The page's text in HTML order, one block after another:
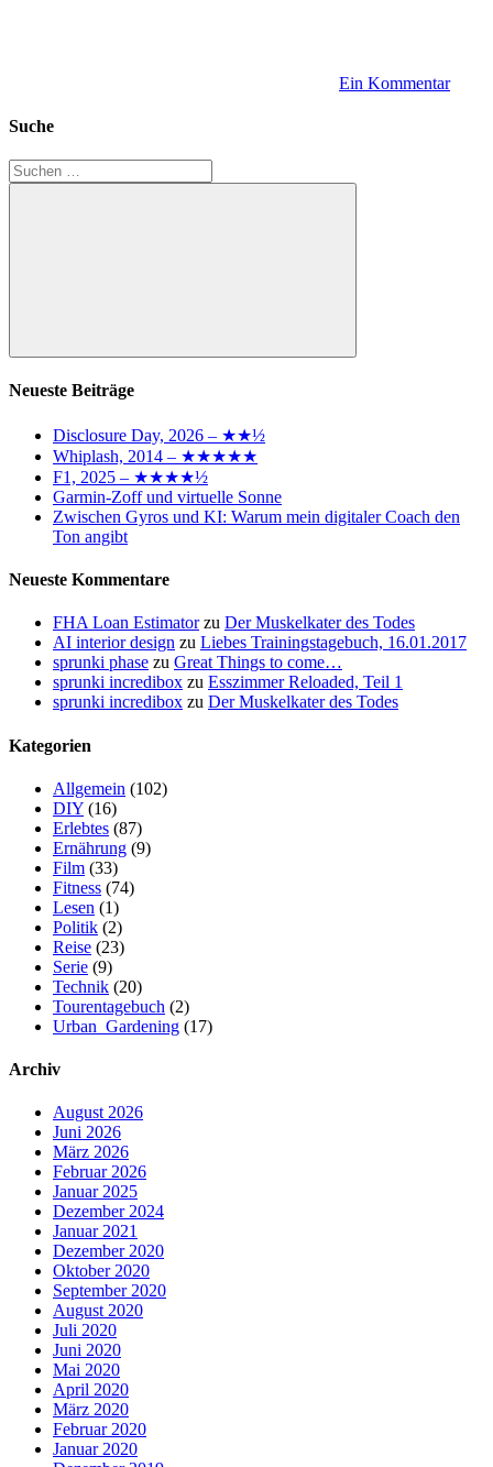
Ein Kommentar
Suche
Suchen
nach:
Suchen
Neueste Beiträge
Disclosure Day, 2026 – ★★½
Whiplash, 2014 – ★★★★★
F1, 2025 – ★★★★½
Garmin-Zoff und virtuelle Sonne
Zwischen Gyros und KI: Warum mein digitaler Coach den
Ton angibt
Neueste Kommentare
FHA Loan Estimatorzu Der Muskelkater des Todes
AI interior design zu Liebes Trainingstagebuch, 16.01.2017
sprunki phase zu Great Things to come…
sprunki incredibox zu Esszimmer Reloaded, Teil 1
sprunki incredibox zu Der Muskelkater des Todes
Kategorien
Allgemein (102)
DIY (16)
Erlebtes (87)
Ernährung (9)
Film (33)
Fitness (74)
Lesen (1)
Politik (2)
Reise (23)
Serie (9)
Technik (20)
Tourentagebuch (2)
Urban_Gardening (17)
Archiv
August 2026
Juni 2026
März 2026
Februar 2026
Januar 2025
Dezember 2024
Januar 2021
Dezember 2020
Oktober 2020
September 2020
August 2020
Juli 2020
Juni 2020
Mai 2020
April 2020
März 2020
Februar 2020
Januar 2020